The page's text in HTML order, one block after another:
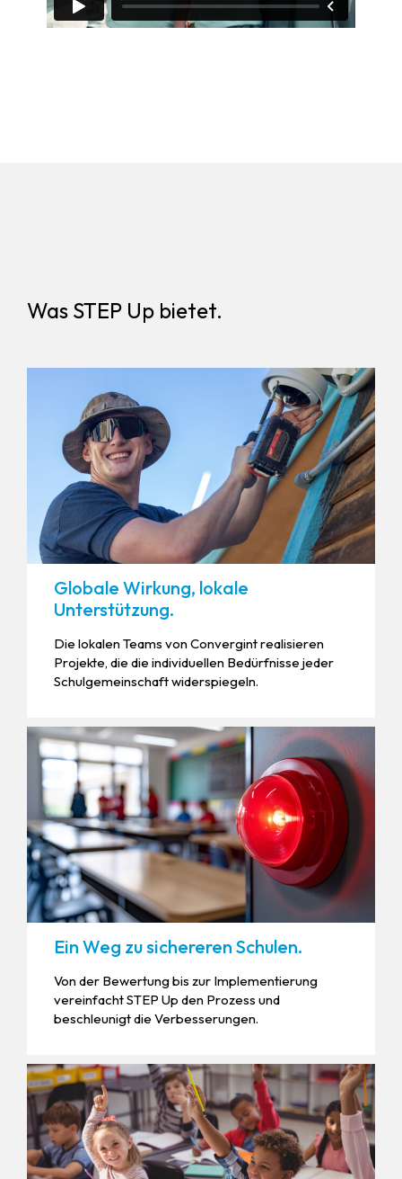
Was STEP Up bietet.
Globale Wirkung, lokale
Unterstützung.
Die lokalen Teams von Convergint realisieren
Projekte, die die individuellen Bedürfnisse jeder
Schulgemeinschaft widerspiegeln.
Ein Weg zu sichereren Schulen.
Von der Bewertung bis zur Implementierung
vereinfacht STEP Up den Prozess und
beschleunigt die Verbesserungen.